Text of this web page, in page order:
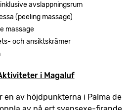
avslappningsrum
(peeling massage)
massage
och ansiktskrämer
i Magaluf
en av höjdpunkterna i Palma de